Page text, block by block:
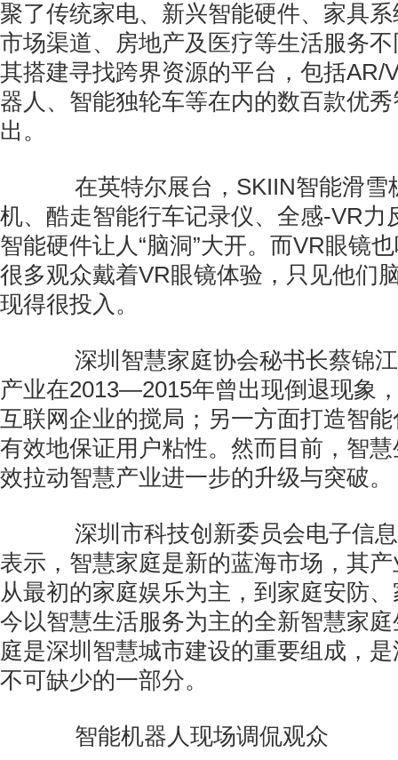
聚了传统家电、新兴智能硬件、家具
市场渠道、房地产及医疗等生活服务
其搭建寻找跨界资源的平台，包括AR/
器人、智能独轮车等在内的数百款优
出。
在英特尔展台，SKIIN智能滑雪
机、酷走智能行车记录仪、全感-VR力
智能硬件让人“脑洞”大开。而VR眼镜
很多观众戴着VR眼镜体验，只见他们
现得很投入。
深圳智慧家庭协会秘书长蔡锦江
产业在2013—2015年曾出现倒退现象
互联网企业的搅局；另一方面打造智
有效地保证用户粘性。然而目前，智
效拉动智慧产业进一步的升级与突破。
深圳市科技创新委员会电子信息
表示，智慧家庭是新的蓝海市场，其
从最初的家庭娱乐为主，到家庭安防
今以智慧生活服务为主的全新智慧家
庭是深圳智慧城市建设的重要组成，
不可缺少的一部分。
智能机器人现场调侃观众